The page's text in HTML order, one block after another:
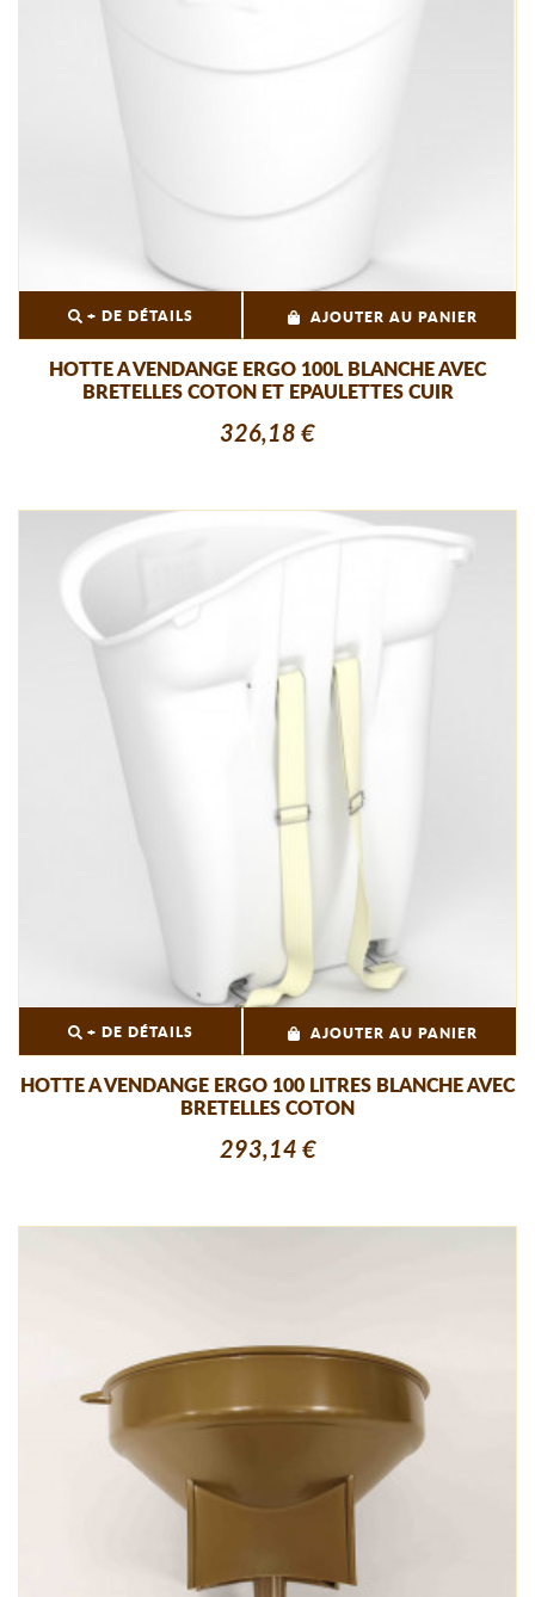
+ DE DÉTAILS AJOUTER AU PANIER
HOTTE A VENDANGE ERGO 100L BLANCHE AVEC
BRETELLES COTON ET EPAULETTES CUIR
326,18 €
+ DE DÉTAILS AJOUTER AU PANIER
HOTTE A VENDANGE ERGO 100 LITRES BLANCHE AVEC
BRETELLES COTON
293,14 €